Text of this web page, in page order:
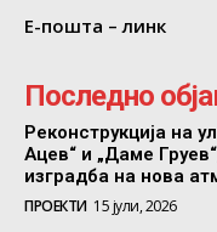
Е-пошта – линк
Последно
Реконструкција на
Ацев“ и „Даме
изградба на нова
ПРОЕКТИ 15 јули, 2026